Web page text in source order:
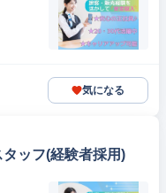
気になる
ッフ(経験者採用)